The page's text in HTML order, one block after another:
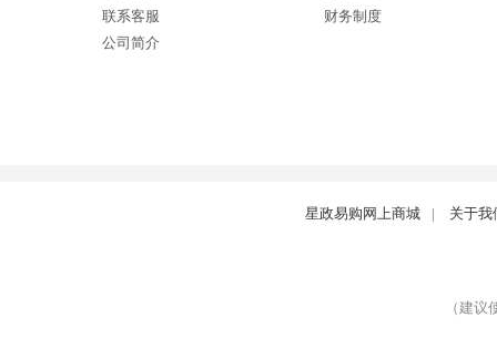
联系客服
公司简介
财务制度
星政易购网上商城 | 关于我
（建